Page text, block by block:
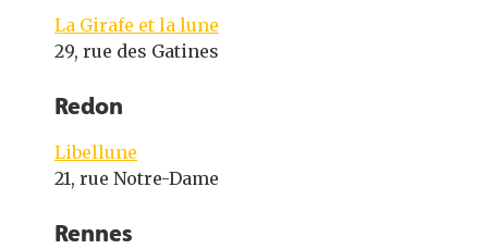
La Girafe et la lune
29, rue des Gatines
Redon
Libellune
21, rue Notre-Dame
Rennes